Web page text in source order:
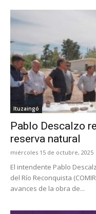
Ituzaingó
Pablo Descalzo
reserva natural
miércoles 15 de octubre, 2025
El intendente Pablo
del Río Reconquista
avances de la obra de...